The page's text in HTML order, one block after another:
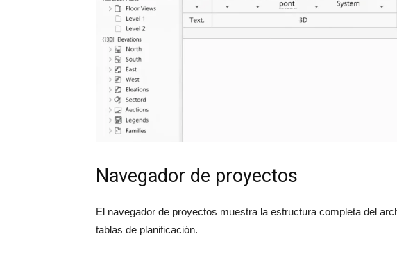
Navegador de proyectos
El navegador de proyectos muestra la estructura completa del
tablas de planificación.